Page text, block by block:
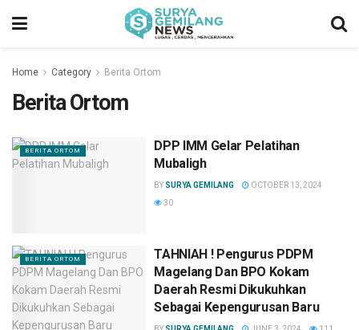
Home Category Berita Ortom
Berita Ortom
BERITA ORTOM
DPP IMM Gelar Pelatihan
Mubaligh
BY SURYA GEMILANG
OCTOBER 13, 2024
30
BERITA ORTOM
TAHNIAH ! Pengurus PDPM
Magelang Dan BPO Kokam
Daerah Resmi Dikukuhkan
Sebagai Kepengurusan Baru